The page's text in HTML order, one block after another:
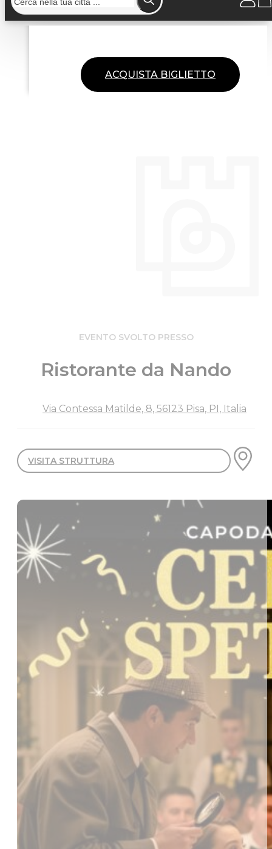
ACQUISTA BIGLIETTO
EVENTO SVOLTO PRESSO
Ristorante da Nando
Via Contessa Matilde, 8, 56123 Pisa, PI, Italia
VISITA STRUTTURA